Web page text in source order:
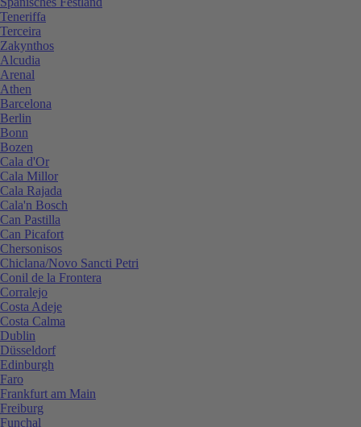
Teneriffa
Terceira
Zakynthos
Alcudia
Arenal
Athen
Barcelona
Berlin
Bonn
Bozen
Cala d'Or
Cala Millor
Cala Rajada
Cala'n Bosch
Can Pastilla
Can Picafort
Chersonisos
Chiclana/Novo Sancti Petri
Conil de la Frontera
Corralejo
Costa Adeje
Costa Calma
Dublin
Düsseldorf
Edinburgh
Faro
Frankfurt am Main
Freiburg
Funchal